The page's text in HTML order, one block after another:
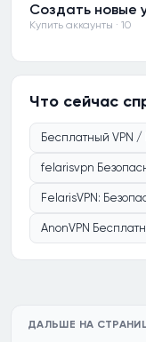
Создать новые
Купить аккаунты · 10
Что сейчас
Бесплатный VPN
felarisvpn
FelarisVPN:
AnonVPN
ДАЛЬШЕ НА